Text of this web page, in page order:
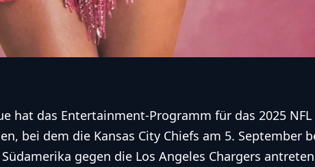
hat das Entertainment-Programm für das 2025 NFL
bei dem die Kansas City Chiefs am 5. September
gegen die Los Angeles Chargers antreten